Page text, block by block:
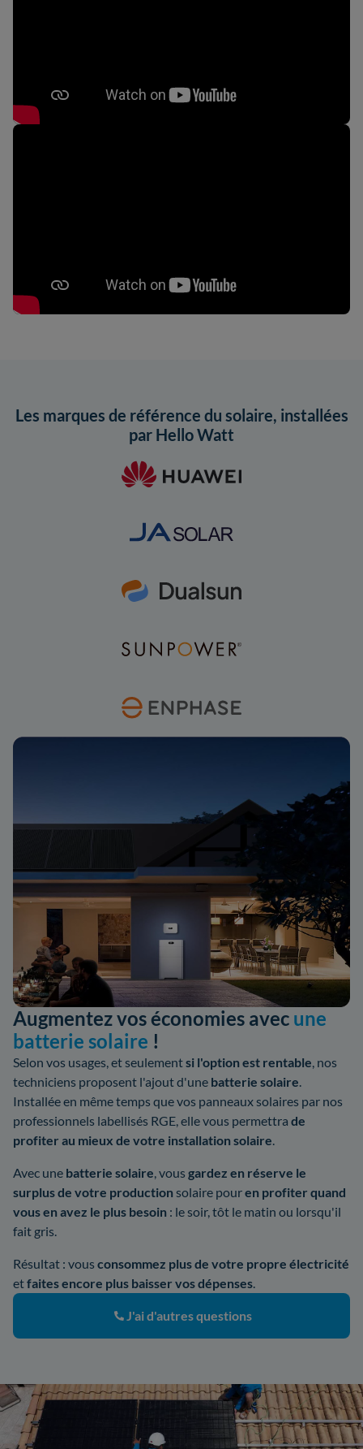
Les marques de référence du solaire, installées
par Hello Watt
Augmentez vos économies avec une
batterie solaire !
Selon vos usages, et seulementsi l'option est rentable, nos
techniciens proposent l'ajout d'une batterie solaire.
Installée en même temps que vos panneaux solaires par nos
professionnels labellisés RGE, elle vous permettra de
profiter au mieux de votre installation solaire.
Avec une batterie solaire, vous gardez en réserve le
surplus de votre production solaire pouren profiter quand
vous en avez le plus besoin : le soir, tôt le matin ou lorsqu'il
fait gris.
Résultat : vous consommez plus de votre propre électricité
etfaites encore plus baisser vos dépenses.
J'ai d'autres questions